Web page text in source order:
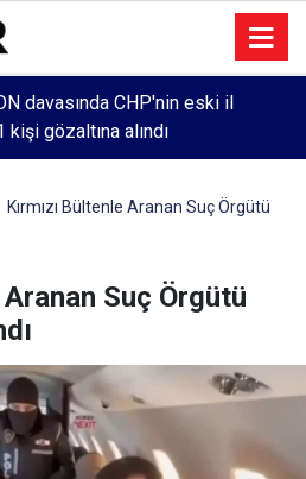
davasında CHP'nin eski il
kişi gözaltına alındı
Kırmızı Bültenle Aranan Suç Örgütü
Aranan Suç Örgütü